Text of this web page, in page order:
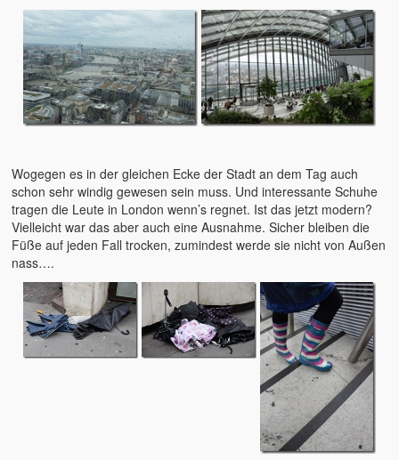
Wogegen es in der gleichen Ecke der Stadt an dem Tag auch
schon sehr windig gewesen sein muss. Und interessante Schuhe
tragen die Leute in London wenn’s regnet. Ist das jetzt modern?
Vielleicht war das aber auch eine Ausnahme. Sicher bleiben die
Füße auf jeden Fall trocken, zumindest werde sie nicht von Außen
nass….